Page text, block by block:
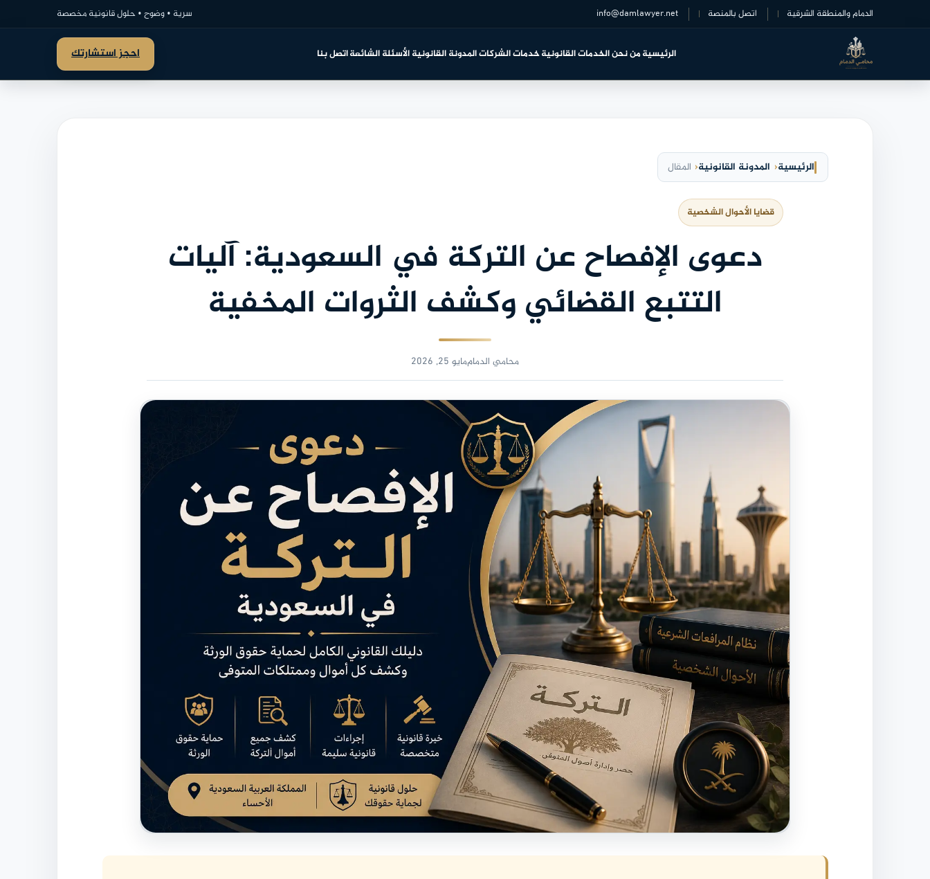
الدمام والمنطقة الشرقية اتصل بالمنصة info@damlawyer.net سرية • وضوح • حلول قانونية مخصصة
الرئيسيةمن نحنالخدمات القانونيةخدمات الشركاتالمدونة القانونيةالأسئلة الشائعةاتصل بنا احجز استشارتك
الرئيسية المدونة القانونية المقال
قضايا الأحوال الشخصية
دعوى الإفصاح عن التركة في السعودية: آليات
التتبع القضائي وكشف الثروات المخفية
محامي الدماممايو 25, 2026